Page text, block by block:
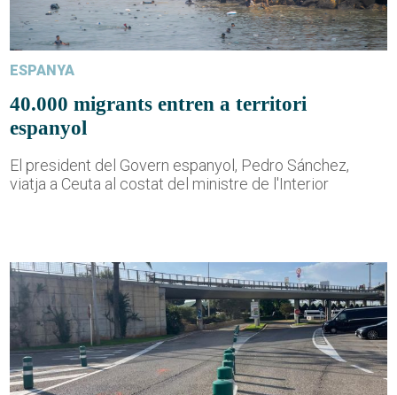
ESPANYA
40.000 migrants entren a territori
espanyol
El president del Govern espanyol, Pedro Sánchez,
viatja a Ceuta al costat del ministre de l'Interior